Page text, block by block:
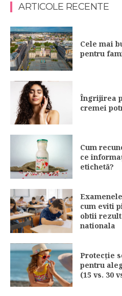
ARTICOLE RECENTE
Cele mai
pentru
Îngrijirea
cremei
Cum
ce
etichetă?
cum eviti
obtii
nationala
Protecție
pentru
(15 vs. 30